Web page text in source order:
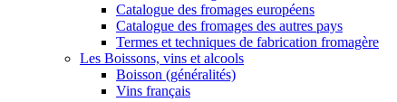
Catalogue des fromages européens
Catalogue des fromages des autres pays
Termes et techniques de fabrication fromagère
Les Boissons, vins et alcools
Boisson (généralités)
Vins français